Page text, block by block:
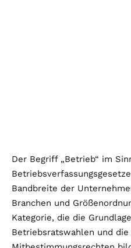
Der Begriff „Betrieb“ im
Bandbreite der
Branchen und
Kategorie, die die
Betriebsratswahlen und die